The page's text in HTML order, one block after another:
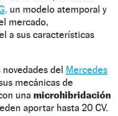
un modelo atemporal y
mercado,
a sus características
del Mercedes
mecánicas de
una microhibridación
aportar hasta 20 CV.